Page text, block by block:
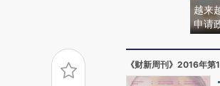
越来
申请
《财新周刊》2016年第